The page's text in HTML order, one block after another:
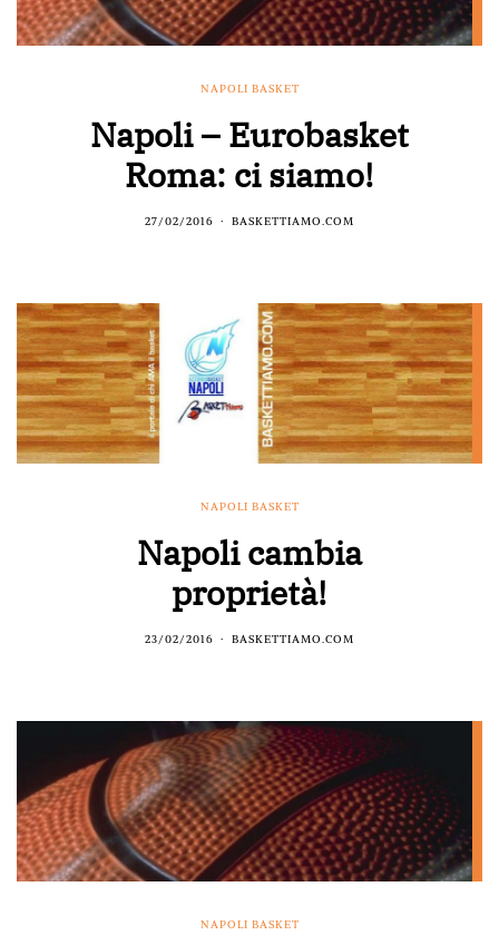
NAPOLI BASKET
Napoli – Eurobasket
Roma: ci siamo!
27/02/2016 BASKETTIAMO.COM
NAPOLI BASKET
Napoli cambia
proprietà!
23/02/2016 BASKETTIAMO.COM
NAPOLI BASKET